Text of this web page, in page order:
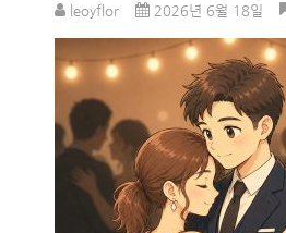
leoyflor 2026년 6월 18일